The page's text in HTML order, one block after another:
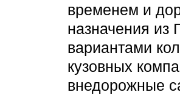
временем и
назначения из
вариантами
кузовных
внедорожные